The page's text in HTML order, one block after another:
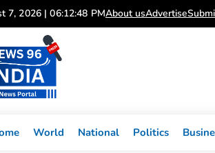
7, 2026 | 06:12:48 PMAbout usAdvertise
World National Politics